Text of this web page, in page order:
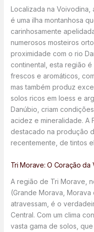
Localizada na Voivodina,
é uma ilha montanhosa
carinhosamente
numerosos mosteiros
proximidade com o rio
continental, esta região
frescos e aromáticos,
mas também produz
solos ricos em loess e
Danúbio, criam
acidez e mineralidade. A
destacado na produção
recentemente, de tintos
Tri Morave: O Coração da
A região de Tri Morave,
(Grande Morava,
atravessam, é o
Central. Com um clima
vasta gama de solos,